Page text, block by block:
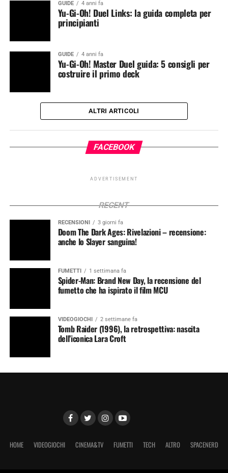
GUIDE 4 anni fa
Yu-Gi-Oh! Duel Links: la guida completa per
principianti
GUIDE 4 anni fa
Yu-Gi-Oh! Master Duel guida: 5 consigli per
costruire il primo deck
ALTRI ARTICOLI
FACEBOOK
ADVERTISEMENT
RECENT
RECENSIONI 3 giorni fa
Doom The Dark Ages: Rivelazioni – recensione:
anche lo Slayer sanguina!
FUMETTI 1 settimana fa
Spider-Man: Brand New Day, la recensione del
fumetto che ha ispirato il film MCU
VIDEOGIOCHI 2 settimane fa
Tomb Raider (1996), la retrospettiva: nascita
dell’iconica Lara Croft
HOME VIDEOGIOCHI CINEMA&TV FUMETTI TECH ALTRO SPACENERD